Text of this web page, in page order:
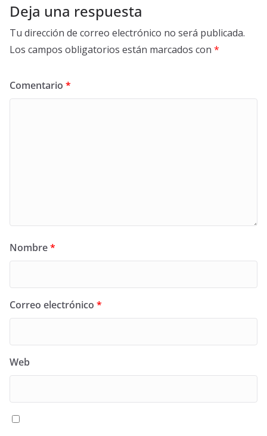
Deja una respuesta
Tu dirección de correo electrónico no será publicada.
Los campos obligatorios están marcados con *
Comentario *
Nombre*
Correo electrónico *
Web